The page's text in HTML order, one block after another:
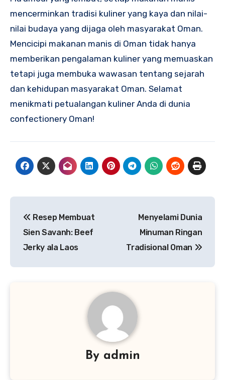
mencerminkan tradisi kuliner yang kaya dan nilai-
nilai budaya yang dijaga oleh masyarakat Oman.
Mencicipi makanan manis di Oman tidak hanya
memberikan pengalaman kuliner yang memuaskan
tetapi juga membuka wawasan tentang sejarah
dan kehidupan masyarakat Oman. Selamat
menikmati petualangan kuliner Anda di dunia
confectionery Oman!
pos
Resep Membuat
Sien Savanh: Beef
Jerky ala Laos
Menyelami Dunia
Minuman Ringan
Tradisional Oman
By admin